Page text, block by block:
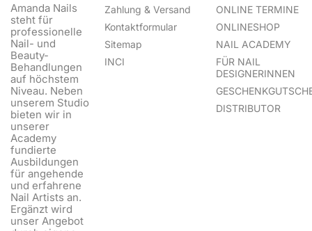
Amanda Nails
steht für
professionelle
Nail- und
Beauty-
Behandlungen
auf höchstem
Niveau. Neben
unserem Studio
bieten wir in
unserer
Academy
fundierte
Ausbildungen
für angehende
und erfahrene
Nail Artists an.
Ergänzt wird
unser Angebot
Zahlung & Versand
Kontaktformular
Sitemap
INCI
ONLINE TERMINE
ONLINESHOP
NAIL ACADEMY
FÜR NAIL
DESIGNERINNEN
DISTRIBUTOR